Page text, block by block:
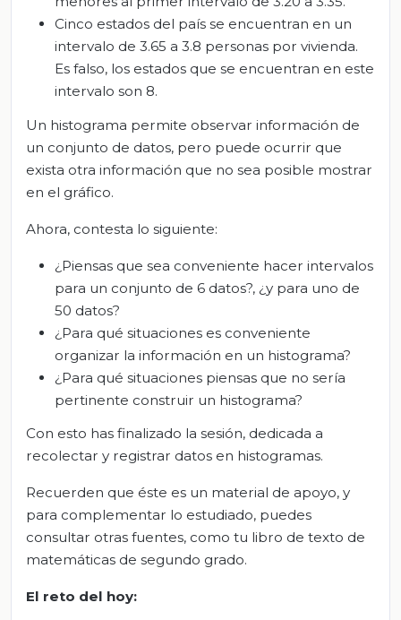
Cinco estados del país se encuentran en un
intervalo de 3.65 a 3.8 personas por vivienda.
Es falso, los estados que se encuentran en este
intervalo son 8.
Un histograma permite observar información de
un conjunto de datos, pero puede ocurrir que
exista otra información que no sea posible mostrar
en el gráfico.
Ahora, contesta lo siguiente:
¿Piensas que sea conveniente hacer intervalos
para un conjunto de 6 datos?, ¿y para uno de
50 datos?
¿Para qué situaciones es conveniente
organizar la información en un histograma?
¿Para qué situaciones piensas que no sería
pertinente construir un histograma?
Con esto has finalizado la sesión, dedicada a
recolectar y registrar datos en histogramas.
Recuerden que éste es un material de apoyo, y
para complementar lo estudiado, puedes
consultar otras fuentes, como tu libro de texto de
matemáticas de segundo grado.
El reto del hoy: